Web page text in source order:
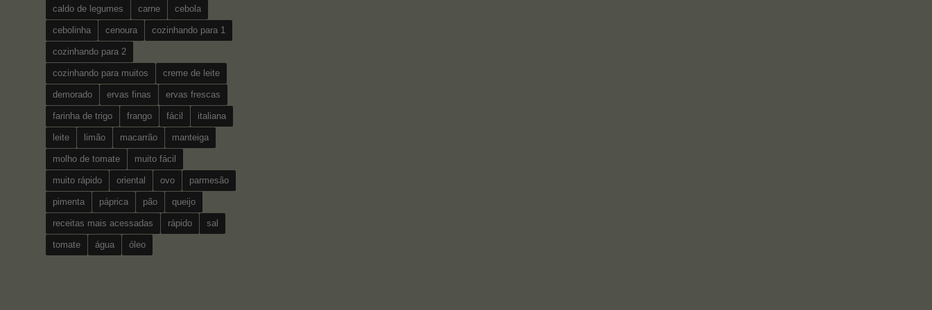
caldo de legumes carne cebola
cebolinha cenoura cozinhando para 1
cozinhando para 2
cozinhando para muitos creme de leite
demorado ervas finas ervas frescas
farinha de trigo frango fácil italiana
leite limão macarrão manteiga
molho de tomate muito fácil
muito rápido oriental ovo parmesão
pimenta páprica pão queijo
receitas mais acessadas rápido sal
tomate água óleo